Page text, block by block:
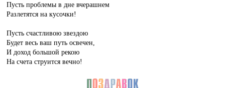
Пусть проблемы в дне вчерашнем
Разлетятся на кусочки!
Пусть счастливою звездою
Будет весь ваш путь освечен,
И доход большой рекою
На счета струится вечно!